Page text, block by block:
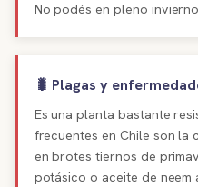
No podés en pleno
🐛 Plagas y
Es una planta bastante
frecuentes en Chile son la
en brotes tiernos de
potásico o aceite de neem